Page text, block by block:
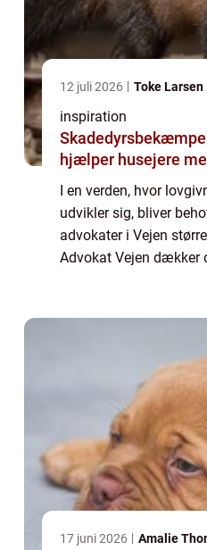
12 juli 2026 Toke Larsen
inspiration
hjælper husejere
I en verden, hvor
udvikler sig, bliver
advokater i Vejen
Advokat Vejen dækker
17 juni 2026 Amalie